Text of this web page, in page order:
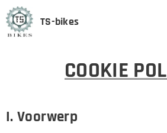
TS-bikes
COOKIE
I. Voorwerp